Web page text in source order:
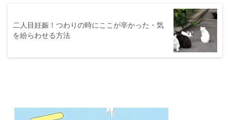
二人目妊娠！つわりの時にここが辛かった・気
を紛らわせる方法